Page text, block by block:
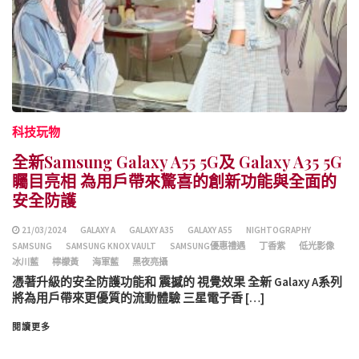
科技玩物
全新Samsung Galaxy A55 5G及 Galaxy A35 5G
矚目亮相 為用戶帶來驚喜的創新功能與全面的
安全防護
21/03/2024 GALAXY A GALAXY A35 GALAXY A55
NIGHTOGRAPHY
SAMSUNG
SAMSUNG KNOX VAULT SAMSUNG優惠禮遇 丁香紫
低光影像
冰川藍
檸檬黃 海軍藍 黑夜亮攝
憑著升級的安全防護功能和 震撼的 視覺效果 全新 Galaxy A系列
將為用戶帶來更優質的流動體驗 三星電子香 […]
閱讀更多